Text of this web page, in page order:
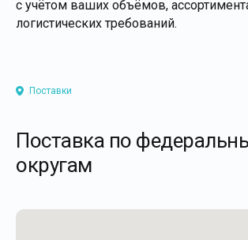
с учётом ваших объёмов,
логистических требований.
Поставки
Поставка по
округам